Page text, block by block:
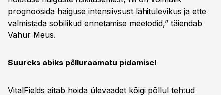
prognoosida haiguse intensiivsust lähitulevikus ja ette
valmistada sobilikud ennetamise meetodid,” täiendab
Vahur Meus.
Suureks abiks põlluraamatu pidamisel
VitalFields aitab hoida ülevaadet kõigi põllul tehtud